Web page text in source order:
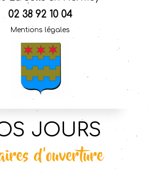
02 38 92 10 04
Mentions légales
JOURS
d'ouverture